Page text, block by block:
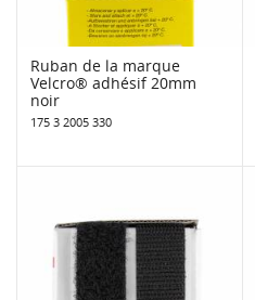
Ruban de la marque
Velcro® adhésif 20mm
noir
175 3 2005 330